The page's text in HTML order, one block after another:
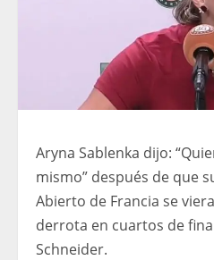
Aryna Sablenka dijo:
mismo” después de que
Abierto de Francia se
derrota en cuartos de
Schneider.